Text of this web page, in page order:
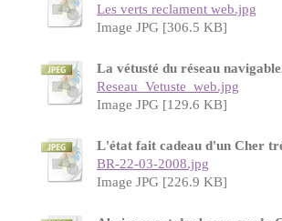
Les verts reclament web.jpg
Image JPG [306.5 KB]
La vétusté du réseau
Reseau_Vetuste_web.jpg
Image JPG [129.6 KB]
L'état fait cadeau d'un Cher
BR-22-03-2008.jpg
Image JPG [226.9 KB]